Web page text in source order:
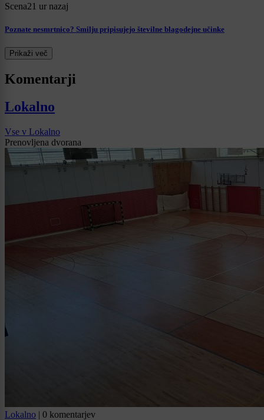
Scena21 ur nazaj
Poznate nesmrtnico? Smilju pripisujejo številne blagodejne učinke
Prikaži več
Komentarji
Lokalno
Vse v Lokalno
Prenovljena dvorana
Lokalno | 0 komentarjev